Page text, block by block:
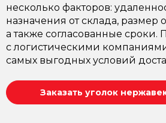
несколько факторов:
назначения от склада, размер
а также согласованные сроки.
с логистическими
самых выгодных условий
Заказать уголок